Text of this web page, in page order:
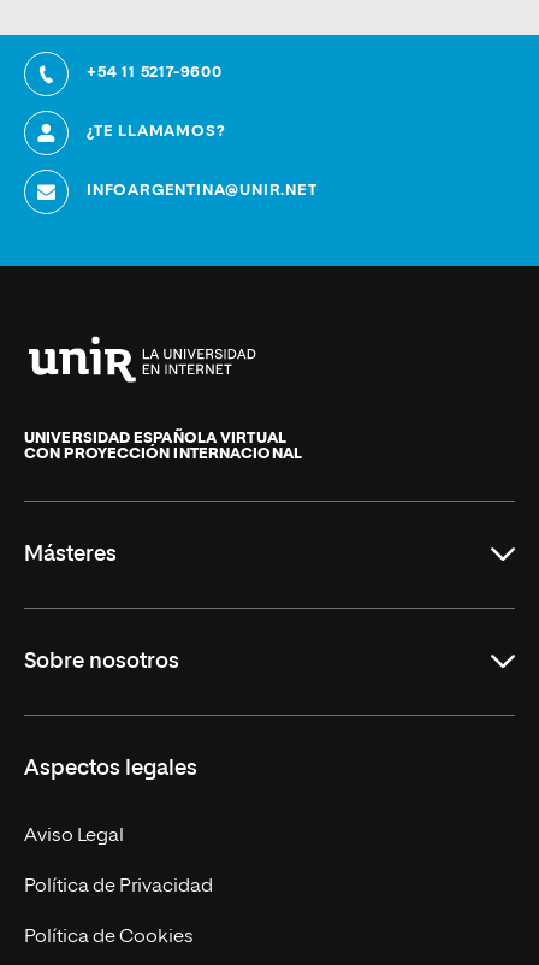
+54 11 5217-9600
¿TE LLAMAMOS?
INFOARGENTINA@UNIR.NET
de
La
UNIVERSIDAD ESPAÑOLA VIRTUAL
CON PROYECCIÓN INTERNACIONAL
Másteres
Derecho
Empresa
MBA
Marketing y Comunicación
Ingeniería
Sobre nosotros
Nuestro Equipo
Contacto
Aspectos legales
Aviso Legal
Política de Privacidad
Política de Cookies